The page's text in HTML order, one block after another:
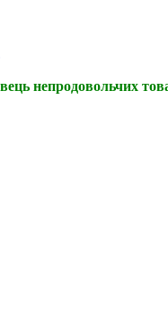
непродовольчих